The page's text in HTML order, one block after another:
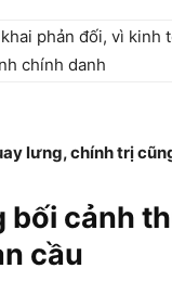
phản đối, vì kinh
chính danh
lưng, chính trị
bối cảnh
cầu